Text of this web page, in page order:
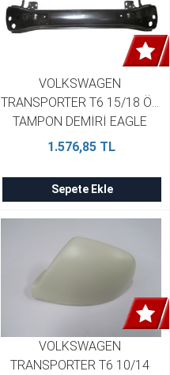
VOLKSWAGEN
TRANSPORTER T6 15/18 ÖN
TAMPON DEMİRİ EAGLE
BODY 7E0807109K
1.576,85 TL
Sepete Ekle
VOLKSWAGEN
TRANSPORTER T6 10/14